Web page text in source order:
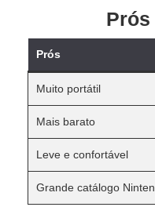
Prós
Prós
Muito portátil
Mais barato
Leve e confortável
Grande catálogo